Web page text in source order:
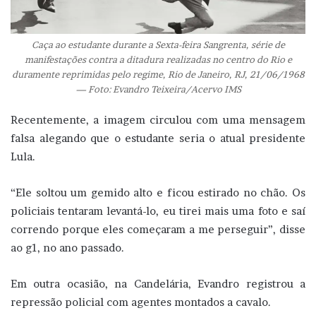
Caça ao estudante durante a Sexta-feira Sangrenta, série de
manifestações contra a ditadura realizadas no centro do Rio e
duramente reprimidas pelo regime, Rio de Janeiro, RJ, 21/06/1968
— Foto: Evandro Teixeira/Acervo IMS
Recentemente, a imagem circulou com uma mensagem
falsa alegando que o estudante seria o atual presidente
Lula.
“Ele soltou um gemido alto e ficou estirado no chão. Os
policiais tentaram levantá-lo, eu tirei mais uma foto e saí
correndo porque eles começaram a me perseguir”, disse
ao g1, no ano passado.
Em outra ocasião, na Candelária, Evandro registrou a
repressão policial com agentes montados a cavalo.